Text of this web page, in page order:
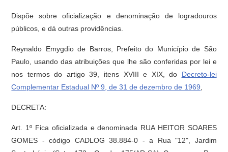
Dispõe sobre oficialização e denominação de logradouros
públicos, e dá outras providências.
Reynaldo Emygdio de Barros, Prefeito do Município de São
Paulo, usando das atribuições que lhe são conferidas por lei e
nos termos do artigo 39, itens XVIII e XIX, do Decreto-lei
Complementar Estadual Nº 9, de 31 de dezembro de 1969
DECRETA:
Art. 1º Fica oficializada e denominada RUA HEITOR SOARES
GOMES - código CADLOG 38.884-0 - a Rua "12", Jardim